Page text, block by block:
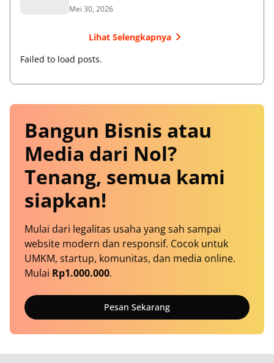
Mei 30, 2026
Lihat Selengkapnya
Failed to load posts.
Bangun Bisnis atau
Media dari Nol?
Tenang, semua kami
siapkan!
Mulai dari legalitas usaha yang sah sampai
website modern dan responsif. Cocok untuk
UMKM, startup, komunitas, dan media online.
Mulai Rp1.000.000.
Pesan Sekarang